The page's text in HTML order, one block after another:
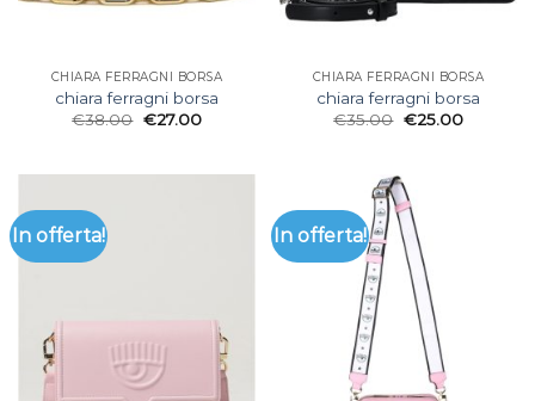
CHIARA FERRAGNI BORSA
chiara ferragni borsa
€38.00 €27.00
CHIARA FERRAGNI BORSA
chiara ferragni borsa
€35.00 €25.00
In offerta! In offerta!